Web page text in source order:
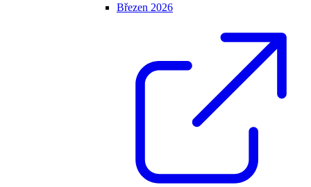
Březen 2026